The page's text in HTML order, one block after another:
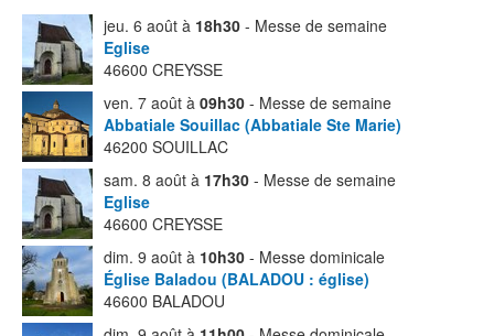
jeu. 6 août à 18h30 - Messe de semaine
Eglise
46600 CREYSSE
ven. 7 août à 09h30 - Messe de semaine
Abbatiale Souillac (Abbatiale Ste Marie)
46200 SOUILLAC
sam. 8 août à 17h30 - Messe de semaine
Eglise
46600 CREYSSE
dim. 9 août à 10h30 - Messe dominicale
Église Baladou (BALADOU : église)
46600 BALADOU